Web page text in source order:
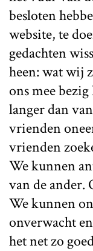
besloten
website, te
gedachten
heen: wat wij
ons mee
langer dan
vrienden
vrienden
We kunnen
van de ander.
We kunnen
onverwacht
het net zo